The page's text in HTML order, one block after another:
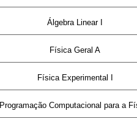
Álgebra Linear I
Física Geral A
Física Experimental I
Programação Computacional para a